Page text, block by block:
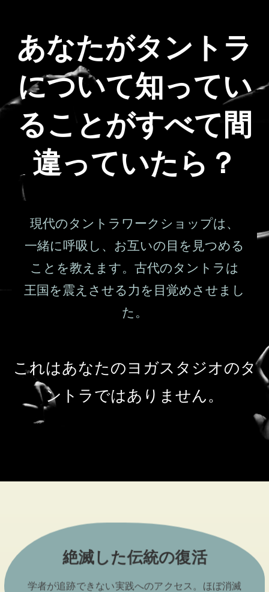
あなたがタントラ
について知ってい
ることがすべて間
違っていたら？
現代のタントラワークショップは、
一緒に呼吸し、お互いの目を見つめる
ことを教えます。古代のタントラは
王国を震えさせる力を目覚めさせまし
た。
これはあなたのヨガスタジオのタ
ントラではありません。
絶滅した伝統の復活
学者が追跡できない実践へのアクセス。ほぼ消滅